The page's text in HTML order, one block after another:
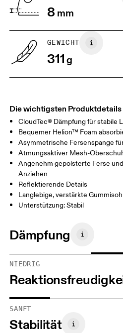
8 mm
GEWICHT
311 g
Die wichtigsten Produktdetails
CloudTec® Dämpfung für stabile
Bequemer Helion™ Foam
Asymmetrische Fersenspange
Atmungsaktiver Mesh-
Angenehm gepolsterte Ferse
Anziehen
Reflektierende Details
Langlebige, verstärkte
Unterstützung: Stabil
Dämpfung
NIEDRIG
SANFT
Stabilität